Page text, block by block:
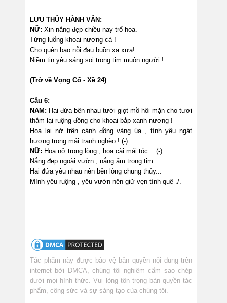
LƯU THỦY HÀNH VÂN:
NỮ: Xin nắng đẹp chiều nay trổ hoa.
Từng luống khoai nương cà !
Cho quên bao nỗi đau buồn xa xưa!
Niềm tin yêu sáng soi trong tim muôn người !
(Trở về Vọng Cổ - Xề 24)
Câu 6:
NAM: Hai đứa bên nhau tưới giọt mồ hôi mặn cho tươi
thắm lại ruộng đồng cho khoai bắp xanh nương !
Hoa lại nở trên cánh đồng vàng úa , tình yêu ngát
hương trong mái tranh nghèo ! (-)
NỮ: Hoa nở trong lòng , hoa cài mái tóc ...(-)
Nắng đẹp ngoài vườn , nắng ấm trong tim...
Hai đứa yêu nhau nên bền lòng chung thủy...
Mình yêu ruộng , yêu vườn nên giữ vẹn tình quê ./.
Tác phẩm này được bảo vệ bản quyền nội dung trên
internet bởi DMCA, chúng tôi nghiêm cấm sao chép
dưới mọi hình thức. Vui lòng tôn trọng bản quyền tác
phẩm, công sức và sự sáng tạo của chúng tôi.